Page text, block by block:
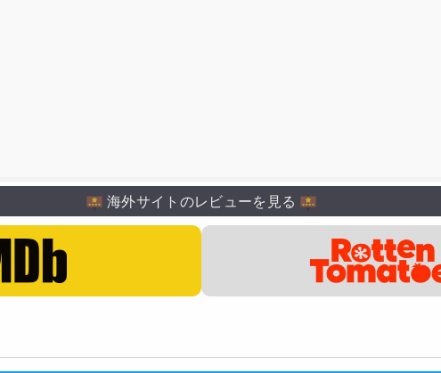
海外サイトのレビューを見る